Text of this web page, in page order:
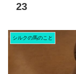
23
シルクの馬のこと